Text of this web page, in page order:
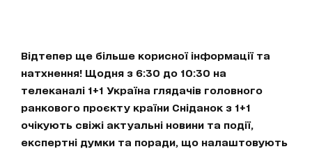
Відтепер ще більше корисної інформації та
натхнення! Щодня з 6:30 до 10:30 на
телеканалі 1+1 Україна глядачів головного
ранкового проєкту країни Сніданок з 1+1
очікують свіжі актуальні новини та події,
експертні думки та поради, що налаштовують